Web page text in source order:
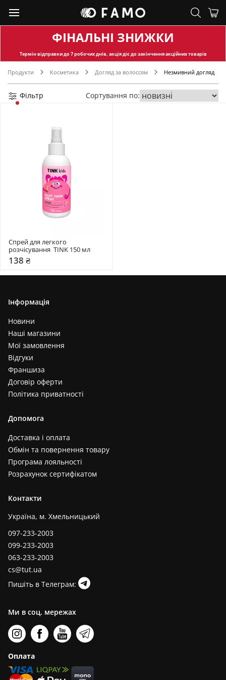
ФІНАЛЬНІ ЗНИЖКИ
Термін відправкидо 7 робочих днів, акція діє до закінчення акційних товарів
Продукти Косметика Догляд за волоссям Незмивний догляд
Фільтр Сортування по:
Спрей для легкого
розчісування  TINK 150 мл
138 ₴
Інформація
Новини
Наші магазини
Мої замовлення
Відгуки
Франшиза
Договір оферти
Політика приватності
Допомога
Доставка і оплата
Обмін та повернення товару
Програма лояльності
Розрахунок сертифікатом
Контакти
Україна, м. Хмельницький
097-233-2003
099-233-2003
063-233-2003
cs@tut.ua
Пишіть в Телеграм:
Ми в соц. мережах
Оплата